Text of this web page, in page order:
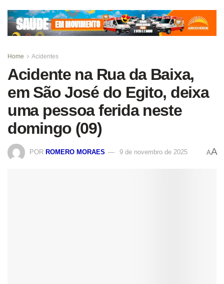
Home Acidentes
Acidente na Rua da Baixa,
em São José do Egito, deixa
uma pessoa ferida neste
domingo (09)
POR ROMERO MORAES 9 de novembro de 2025 AA